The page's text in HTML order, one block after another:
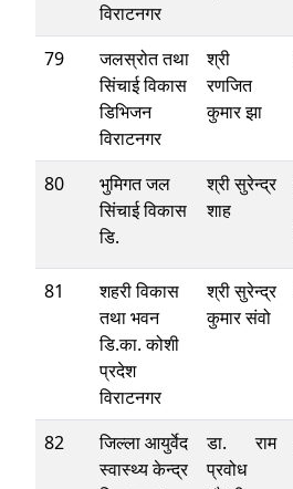
विराटनगर
79
जलस्रोत तथा
सिंचाई विकास
डिभिजन
विराटनगर
श्री
रणजित
कुमार झा
80
भुमिगत जल
सिंचाई विकास
डि.
श्री सुरेन्द्र
शाह
81
शहरी विकास
तथा भवन
डि.का. कोशी
प्रदेश
विराटनगर
श्री सुरेन्द्र
कुमार संवो
82
जिल्ला आयुर्वेद
स्वास्थ्य केन्द्र
डा. राम
प्रवोध